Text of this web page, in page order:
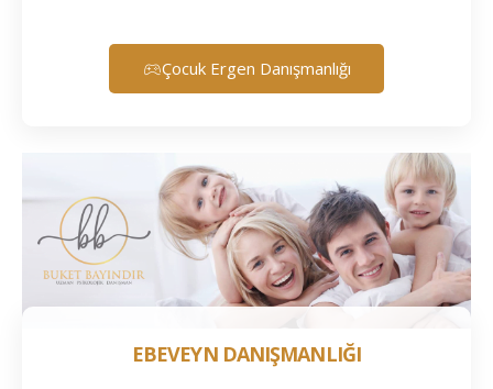
Çocuk Ergen Danışmanlığı
EBEVEYN DANIŞMANLIĞI